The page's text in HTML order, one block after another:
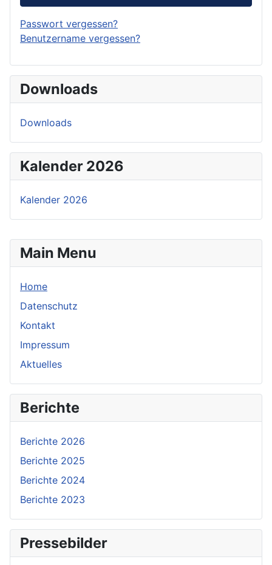
Main Menu
Home
Datenschutz
Kontakt
Impressum
Aktuelles
Berichte
Berichte 2026
Berichte 2025
Berichte 2024
Berichte 2023
Pressebilder
Passwort vergessen?
Benutzername vergessen?
Downloads
Downloads
Kalender 2026
Kalender 2026